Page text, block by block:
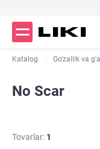
Katalog Go'zallik va
No Scar
Tovarlar: 1